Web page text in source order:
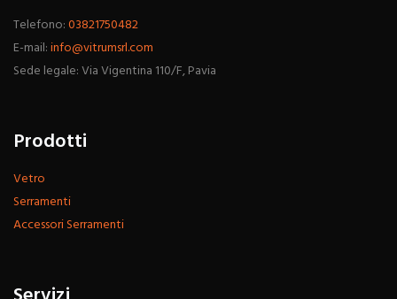
Telefono:03821750482
E-mail:info@vitrumsrl.com
Sede legale: Via Vigentina 110/F, Pavia
Prodotti
Vetro
Serramenti
Accessori Serramenti